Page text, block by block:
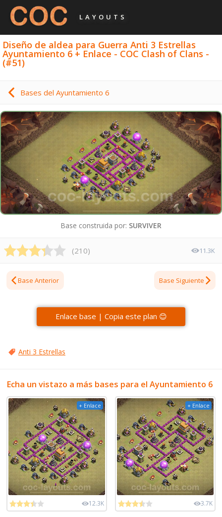
LAYOUTS
Diseño de aldea para Guerra Anti 3 Estrellas
Ayuntamiento 6 + Enlace - COC Clash of Clans -
(#51)
Bases del Ayuntamiento 6
Base construida por: SURVIVER
(210) 11.3K
Base Anterior Base Siguiente
Enlace base | Copia este plan 😊
Anti 3 Estrellas
Echa un vistazo a más bases para el Ayuntamiento 6
+ Enlace
12.3K
+ Enlace
3.7K